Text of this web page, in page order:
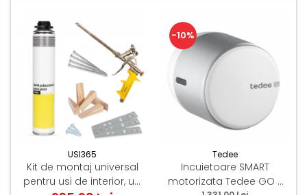
USI365
Kit de montaj universal
pentru usi de interior, usi
-10%
Tedee
Incuietoare SMART
motorizata Tedee GO -